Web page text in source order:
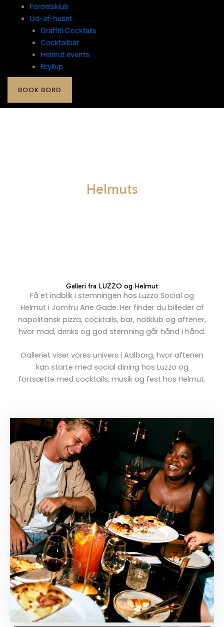
Fordelsklub
Ud-af-huset
Graffiti Cocktails
Cocktailbar
Helmut events
Bryllup
BOOK BORD
Helmuts
Galleri fra LUZZO og Helmut
Få et indblik i stemningen hos Luzzo Social og
Helmut i Jomfru Ane Gade. Her finder du billeder af
napolitansk pizza, cocktails, bar, natklub og aftener,
hvor mad, drinks og god stemning går hånd i hånd.
Galleriet viser vores univers i Aalborg, hvor aftenen
kan starte med social dining hos Luzzo og
fortsætte med cocktails, musik og fest hos Helmut.